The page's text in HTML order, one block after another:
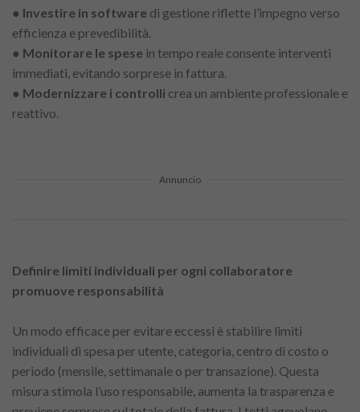
● Investire in software di gestione riflette l’impegno verso
efficienza e prevedibilità.
● Monitorare le spese in tempo reale consente interventi
immediati, evitando sorprese in fattura.
● Modernizzare i controlli crea un ambiente professionale e
reattivo.
Annuncio
Definire limiti individuali per ogni collaboratore
promuove responsabilità
Un modo efficace per evitare eccessi è stabilire limiti
individuali di spesa per utente, categoria, centro di costo o
periodo (mensile, settimanale o per transazione). Questa
misura stimola l’uso responsabile, aumenta la trasparenza e